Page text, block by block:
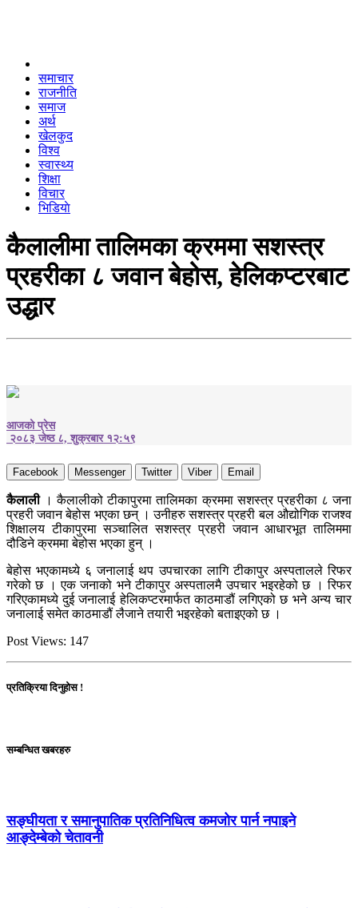
समाचार
राजनीति
समाज
अर्थ
खेलकुद
विश्व
स्वास्थ्य
शिक्षा
विचार
भिडियाे
कैलालीमा तालिमका क्रममा सशस्त्र
प्रहरीका ८ जवान बेहोस, हेलिकप्टरबाट
उद्धार
आजको प्रेस
२०८३ जेष्ठ ८, शुक्रबार १२:५९
Facebook Messenger Twitter Viber Email
कैलाली। कैलालीको टीकापुरमा तालिमका क्रममा सशस्त्र प्रहरीका ८ जना
प्रहरी जवान बेहोस भएका छन् । उनीहरु सशस्त्र प्रहरी बल औद्योगिक राजश्व
शिक्षालय टीकापुरमा सञ्चालित सशस्त्र प्रहरी जवान आधारभूत तालिममा
दौडिने क्रममा बेहोस भएका हुन् ।
बेहोस भएकामध्ये ६ जनालाई थप उपचारका लागि टीकापुर अस्पतालले रिफर
गरेको छ । एक जनाको भने टीकापुर अस्पतालमै उपचार भइरहेको छ । रिफर
गरिएकामध्ये दुई जनालाई हेलिकप्टरमार्फत काठमाडौं लगिएको छ भने अन्य चार
जनालाई समेत काठमाडौं लैजाने तयारी भइरहेको बताइएको छ ।
Post Views: 147
प्रतिक्रिया दिनुहोस !
सम्बन्धित खबरहरु
सङ्घीयता र समानुपातिक प्रतिनिधित्व कमजोर पार्न नपाइने
आङ्देम्बेको चेतावनी